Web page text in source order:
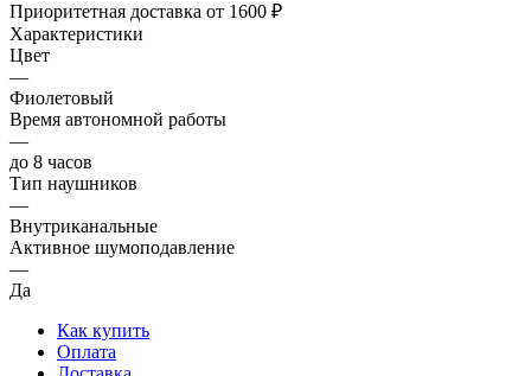
Приоритетная доставка от 1600 ₽
Характеристики
Цвет
—
Фиолетовый
Время автономной работы
—
до 8 часов
Тип наушников
—
Внутриканальные
Активное шумоподавление
—
Да
Как купить
Оплата